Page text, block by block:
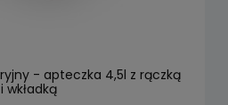
- apteczka 4,5l z rączką
i wkładką